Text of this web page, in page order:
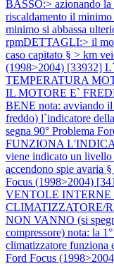
BASSO:> azionando
riscaldamento il
minimo si abbassa
rpmDETTAGLI:> il
caso capitato § > km
(1998>2004) [33932]
TEMPERATURA
IL MOTORE E`
BENE nota: avviando
freddo) l`indicatore
segna 90° Problema
FUNZIONA
viene indicato un
accendono spie avaria
Focus (1998>2004)
VENTOLE INTERNE
CLIMATIZZATORE/
NON VANNO (si
compressore) nota: la
climatizzatore funziona
Ford Focus